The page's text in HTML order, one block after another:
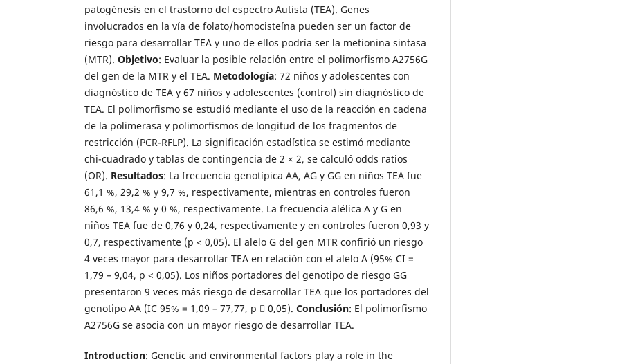
patogénesis en el trastorno del espectro Autista (TEA). Genes
involucrados en la vía de folato/homocisteína pueden ser un factor de
riesgo para desarrollar TEA y uno de ellos podría ser la metionina sintasa
(MTR). Objetivo: Evaluar la posible relación entre el polimorfismo A2756G
del gen de la MTR y el TEA. Metodología: 72 niños y adolescentes con
diagnóstico de TEA y 67 niños y adolescentes (control) sin diagnóstico de
TEA. El polimorfismo se estudió mediante el uso de la reacción en cadena
de la polimerasa y polimorfismos de longitud de los fragmentos de
restricción (PCR-RFLP). La significación estadística se estimó mediante
chi-cuadrado y tablas de contingencia de 2 × 2, se calculó odds ratios
(OR). Resultados: La frecuencia genotípica AA, AG y GG en niños TEA fue
61,1 %, 29,2 % y 9,7 %, respectivamente, mientras en controles fueron
86,6 %, 13,4 % y 0 %, respectivamente. La frecuencia alélica A y G en
niños TEA fue de 0,76 y 0,24, respectivamente y en controles fueron 0,93 y
0,7, respectivamente (p < 0,05). El alelo G del gen MTR confirió un riesgo
4 veces mayor para desarrollar TEA en relación con el alelo A (95% CI =
1,79 – 9,04, p < 0,05). Los niños portadores del genotipo de riesgo GG
presentaron 9 veces más riesgo de desarrollar TEA que los portadores del
genotipo AA (IC 95% = 1,09 – 77,77, p  0,05). Conclusión: El polimorfismo
A2756G se asocia con un mayor riesgo de desarrollar TEA.
Introduction: Genetic and environmental factors play a role in the